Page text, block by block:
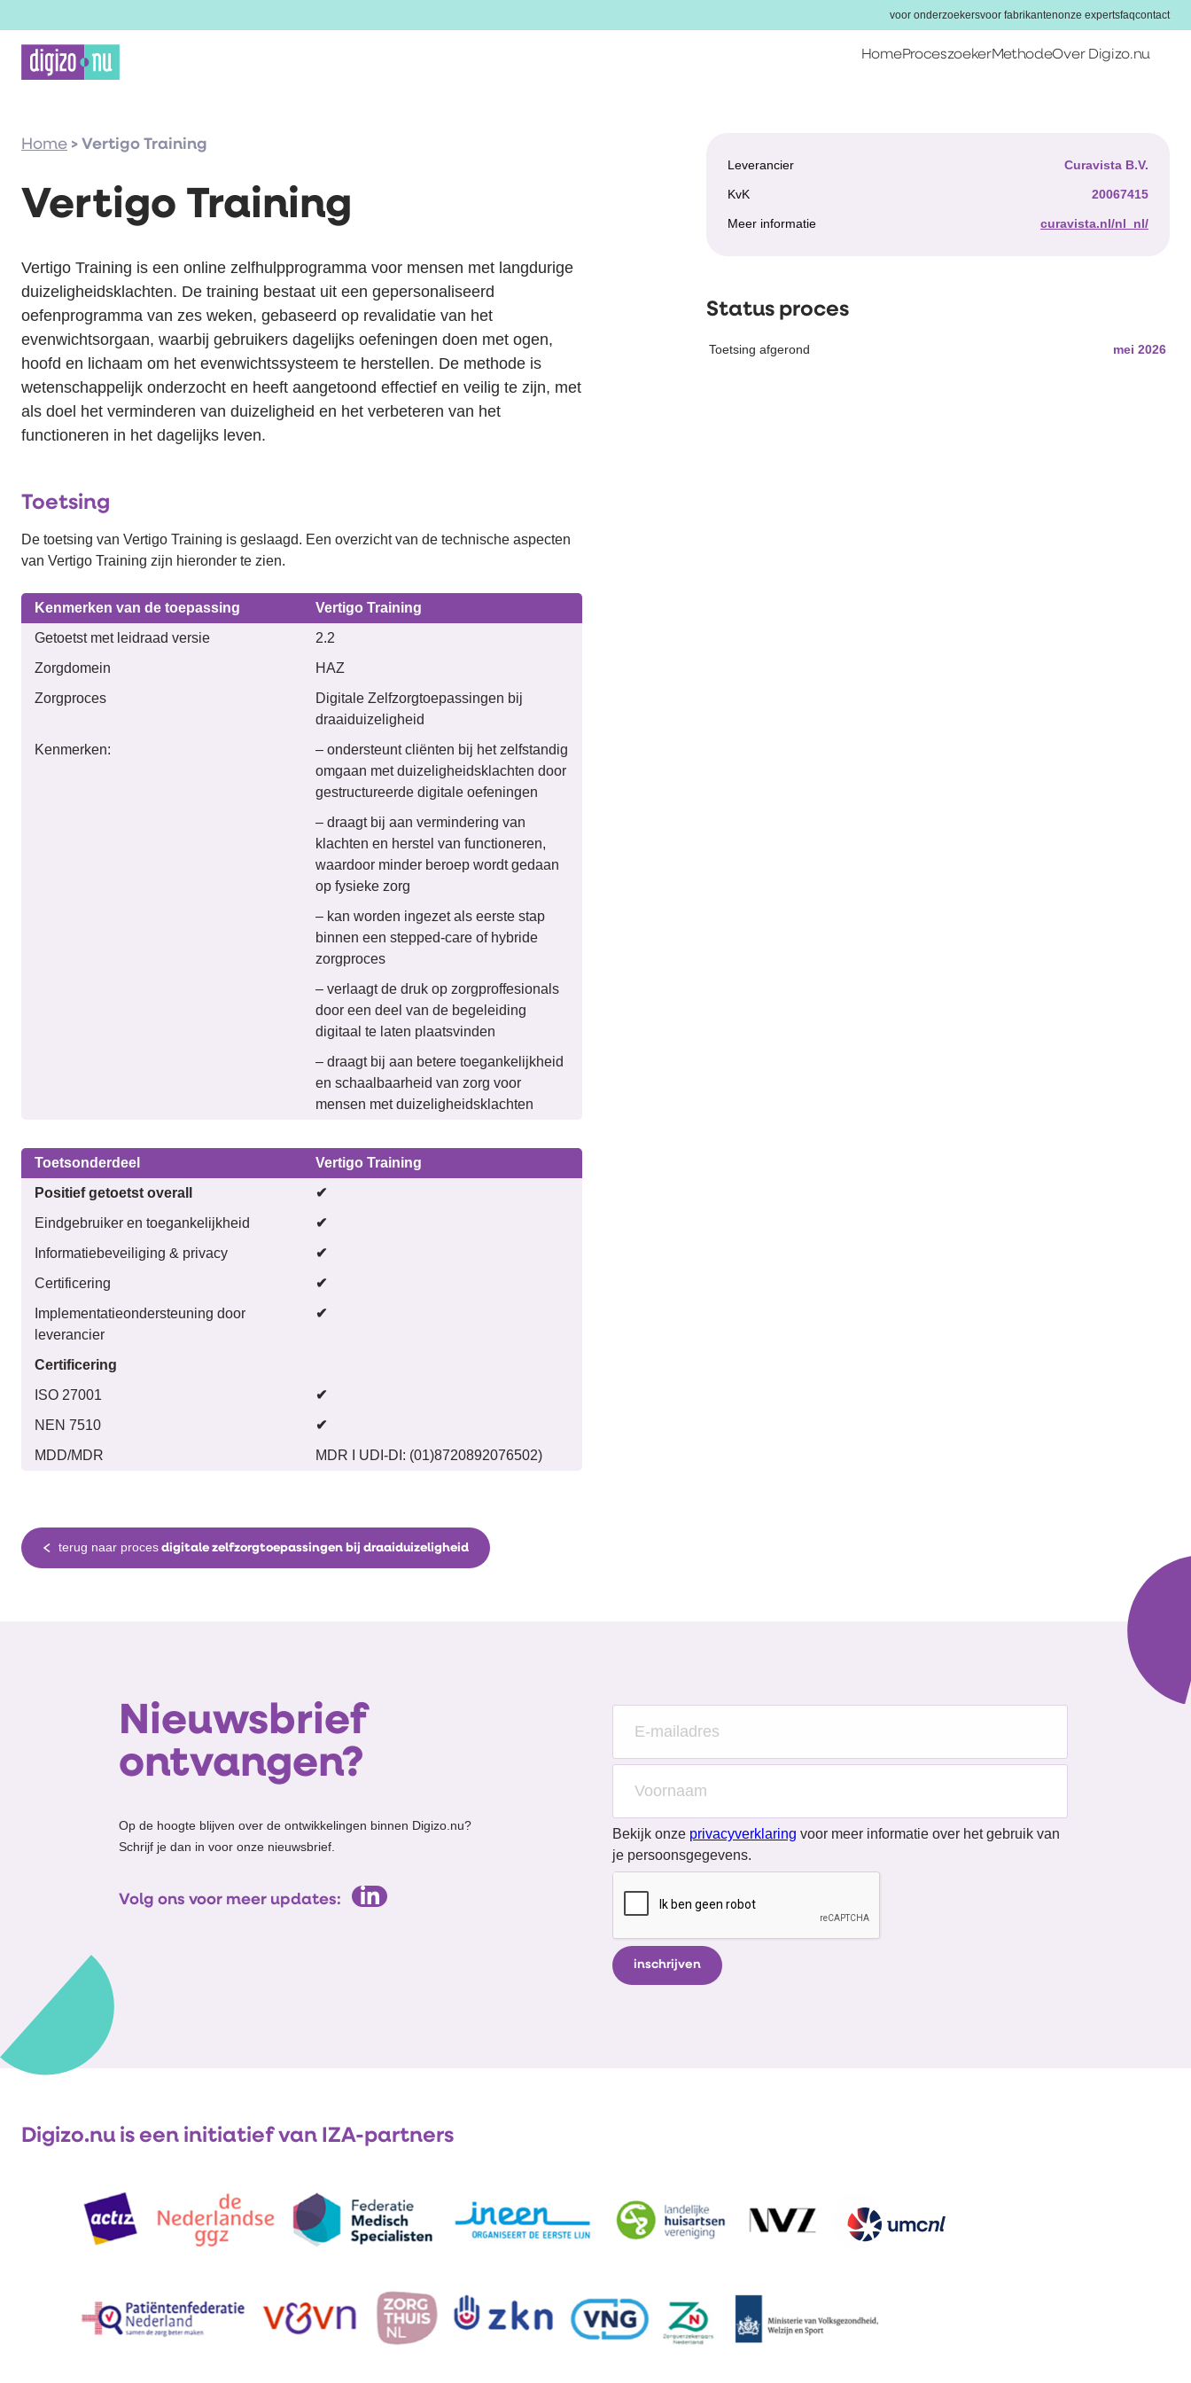
voor onderzoekersvoor fabrikantenonze expertsfaqcontact
HomeProceszoekerMethodeOver Digizo.nu
Methode
Over Digizo.nu
Home > Vertigo Training
Vertigo Training
Vertigo Training is een online zelfhulpprogramma voor mensen met langdurige
duizeligheidsklachten. De training bestaat uit een gepersonaliseerd
oefenprogramma van zes weken, gebaseerd op revalidatie van het
evenwichtsorgaan, waarbij gebruikers dagelijks oefeningen doen met ogen,
hoofd en lichaam om het evenwichtssysteem te herstellen. De methode is
wetenschappelijk onderzocht en heeft aangetoond effectief en veilig te zijn, met
als doel het verminderen van duizeligheid en het verbeteren van het
functioneren in het dagelijks leven.
Toetsing
De toetsing van Vertigo Training is geslaagd. Een overzicht van de technische aspecten
van Vertigo Training zijn hieronder te zien.
Kenmerken van de toepassing
Vertigo Training
Getoetst met leidraad versie
2.2
Zorgdomein
HAZ
Zorgproces
Digitale Zelfzorgtoepassingen bij
draaiduizeligheid
Kenmerken:
– ondersteunt cliënten bij het zelfstandig
omgaan met duizeligheidsklachten door
gestructureerde digitale oefeningen
– draagt bij aan vermindering van
klachten en herstel van functioneren,
waardoor minder beroep wordt gedaan
op fysieke zorg
– kan worden ingezet als eerste stap
binnen een stepped-care of hybride
zorgproces
– verlaagt de druk op zorgproffesionals
door een deel van de begeleiding
digitaal te laten plaatsvinden
– draagt bij aan betere toegankelijkheid
en schaalbaarheid van zorg voor
mensen met duizeligheidsklachten
Toetsonderdeel
Vertigo Training
Positief getoetst overall
✔
Eindgebruiker en toegankelijkheid
✔
Informatiebeveiliging & privacy
✔
Certificering
✔
Implementatieondersteuning door
leverancier
✔
Certificering
ISO 27001
✔
NEN 7510
✔
MDD/MDR
MDR I UDI-DI: (01)8720892076502)
Leverancier Curavista B.V.
KvK 20067415
Meer informatie curavista.nl/nl_nl/
Status proces
Toetsing afgerond mei 2026
terug naar proces digitale zelfzorgtoepassingen bij draaiduizeligheid
Nieuwsbrief
ontvangen?
Op de hoogte blijven over de ontwikkelingen binnen Digizo.nu?
Schrijf je dan in voor onze nieuwsbrief.
Volg ons voor meer updates:
Bekijk onze privacyverklaring voor meer informatie over het gebruik van
je persoonsgegevens.
Digizo.nu is een initiatief van IZA-partners